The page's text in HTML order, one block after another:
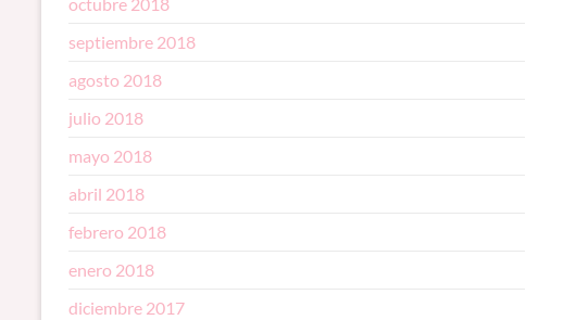
septiembre 2018
agosto 2018
julio 2018
mayo 2018
abril 2018
febrero 2018
enero 2018
diciembre 2017